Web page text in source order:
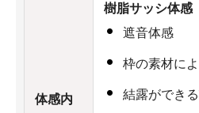
体感内
樹脂サッシ体感
遮音体感
枠の素材に
結露ができ